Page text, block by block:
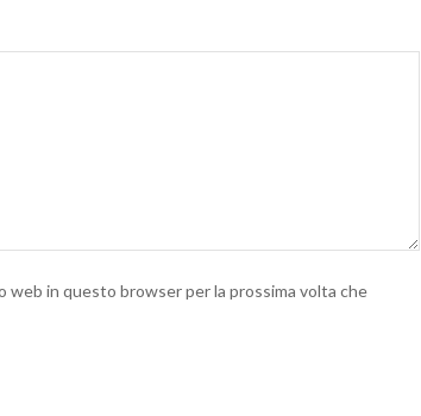
web in questo browser per la prossima volta che